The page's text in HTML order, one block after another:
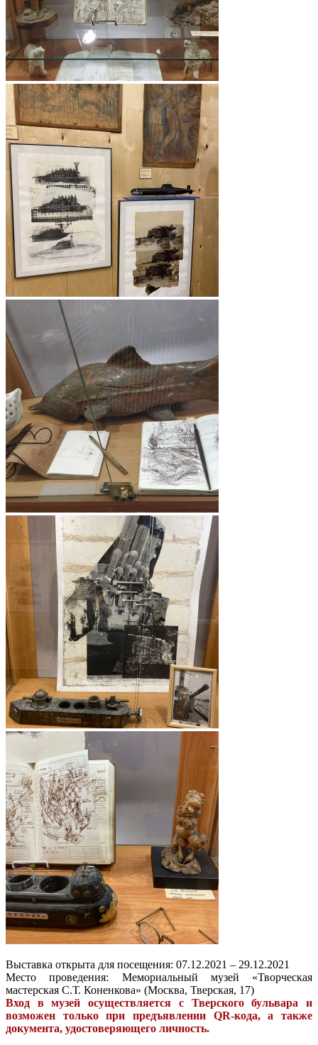
Выставка открыта для посещения: 07.12.2021 – 29.12.2021
Место проведения: Мемориальный музей «Творческая
мастерская С.Т. Коненкова» (Москва, Тверская, 17)
Вход в музей осуществляется с Тверского бульвара и
возможен только при предъявлении QR-кода, а также
документа, удостоверяющего личность.